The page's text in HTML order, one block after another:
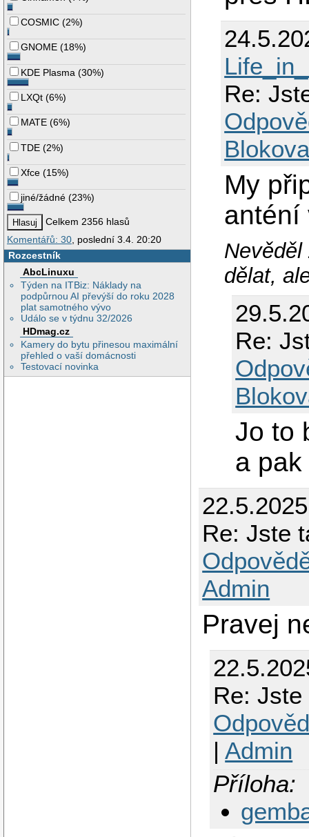
COSMIC (2%)
GNOME (18%)
KDE Plasma (30%)
LXQt (6%)
MATE (6%)
TDE (2%)
Xfce (15%)
jiné/žádné (23%)
Celkem 2356 hlasů
Komentářů: 30 , poslední 3.4. 20:20
Rozcestník
AbcLinuxu
Týden na ITBiz: Náklady na
podpůrnou AI převýší do roku 2028
plat samotného vývo
Událo se v týdnu 32/2026
HDmag.cz
Kamery do bytu přinesou maximální
přehled o vaší domácnosti
Testovací novinka
Re:
My
anténí
dělat,
Re:
Jo to
a
Re: Jste
Admin
Pravej
Re:
|Admin
Příloha: